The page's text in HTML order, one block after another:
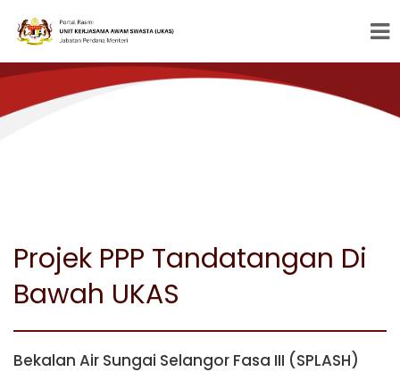
Projek PPP Tandatangan Di
Bawah UKAS
Bekalan Air Sungai Selangor Fasa III (SPLASH)